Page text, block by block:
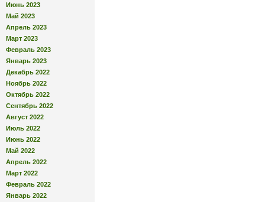
Июнь 2023
Май 2023
Апрель 2023
Март 2023
Февраль 2023
Январь 2023
Декабрь 2022
Ноябрь 2022
Октябрь 2022
Сентябрь 2022
Август 2022
Июль 2022
Июнь 2022
Май 2022
Апрель 2022
Март 2022
Февраль 2022
Январь 2022